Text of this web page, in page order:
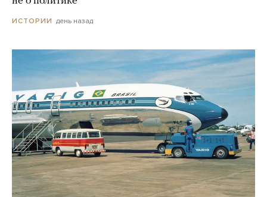
ИСТОРИИ день назад